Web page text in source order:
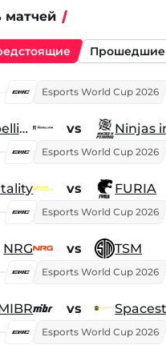
матчей
Прошедшие
Esports World Cup 2026
Shopify Rebellion vs
Esports World Cup 2026
vs FURIA
Esports World Cup 2026
NRG vs TSM
Esports World Cup 2026
vs
Esports World Cup 2026